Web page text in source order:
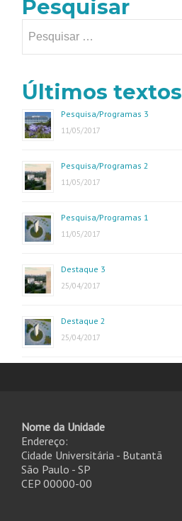
Pesquisar
por:
Últimos textos
Pesquisa/Programas 3
11/05/2017
Pesquisa/Programas 2
11/05/2017
Pesquisa/Programas 1
11/05/2017
Destaque 3
25/04/2017
Destaque 2
25/04/2017
Nome da Unidade
Endereço:
Cidade Universitária - Butantã
São Paulo - SP
CEP 00000-00